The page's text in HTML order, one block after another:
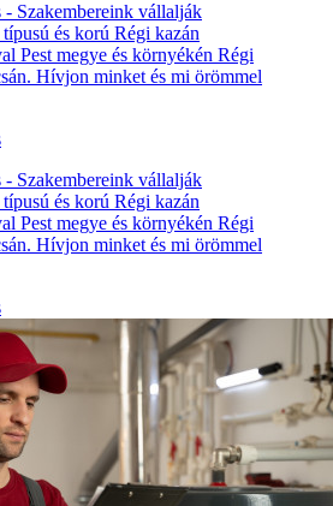
- Szakembereink vállalják
és korú Régi kazán
Pest megye és környékén Régi
Hívjon minket és mi örömmel
- Szakembereink vállalják
és korú Régi kazán
Pest megye és környékén Régi
Hívjon minket és mi örömmel